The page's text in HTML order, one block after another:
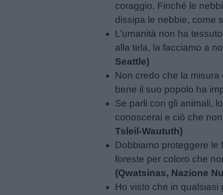
coraggio. Finché le
dissipa le nebbie, come
L’umanità non ha
alla tela, la facciamo a
Seattle)
Non credo che la
bene il suo popolo ha
Se parli con gli animali,
conoscerai e ciò che
Tsleil-Waututh)
Dobbiamo proteggere le
foreste per coloro che
(Qwatsinas, Nazione
Ho visto che in qualsiasi